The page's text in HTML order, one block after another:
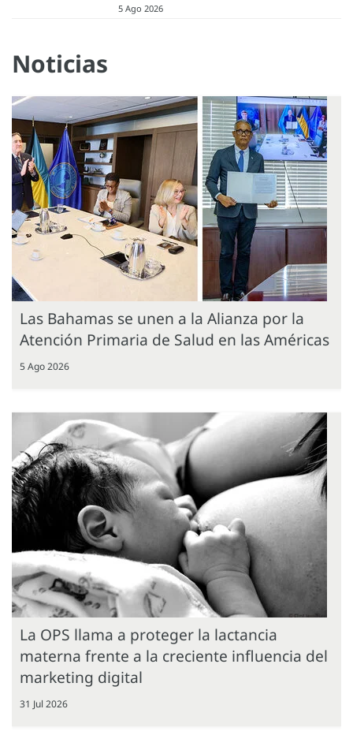
5 Ago 2026
Noticias
Las Bahamas se unen a la Alianza por la
Atención Primaria de Salud en las Américas
5 Ago 2026
La OPS llama a proteger la lactancia
materna frente a la creciente influencia del
marketing digital
31 Jul 2026